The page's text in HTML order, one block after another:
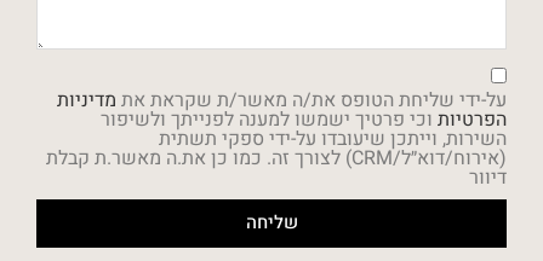
על-ידי שליחת הטופס את/ה מאשר/ת שקראת את מדיניות
הפרטיות וכי פרטיך ישמשו למענה לפנייתך ולשיפור
השירות, וייתכן שיעובדו על-ידי ספקי תשתית
(אירוח/דוא״ל/CRM) לצורך זה. כמו כן את.ה מאשר.ת קבלת
דיוור
שליחה